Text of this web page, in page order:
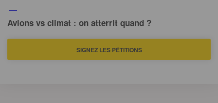
—
Avions vs climat : on atterrit quand ?
SIGNEZ LES PÉTITIONS